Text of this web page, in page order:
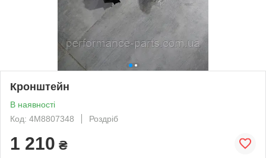
Кронштейн
В наявності
Код: 4M8807348
Роздріб
1 210 ₴